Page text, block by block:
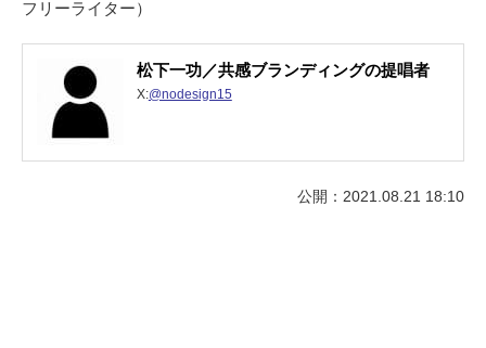
フリーライター）
松下一功／共感ブランディングの提唱者
X:@nodesign15
公開：2021.08.21 18:10